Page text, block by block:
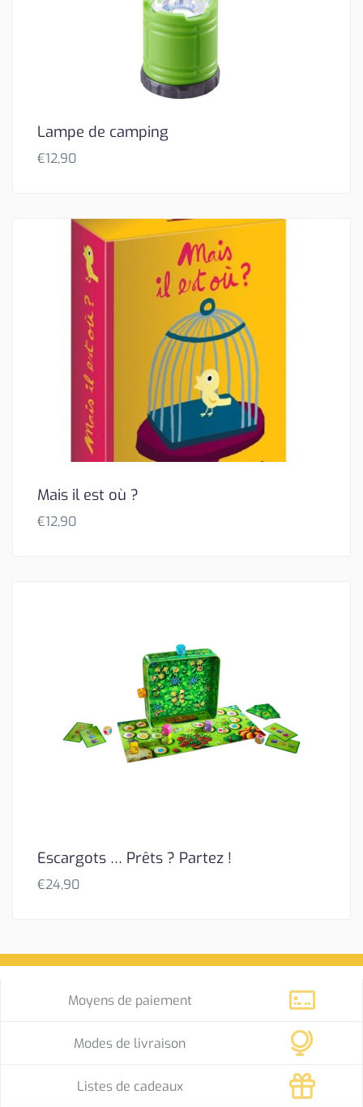
Lampe de camping
€12,90
Mais il est où ?
€12,90
Escargots … Prêts ? Partez !
€24,90
Moyens de paiement
Modes de livraison
Listes de cadeaux